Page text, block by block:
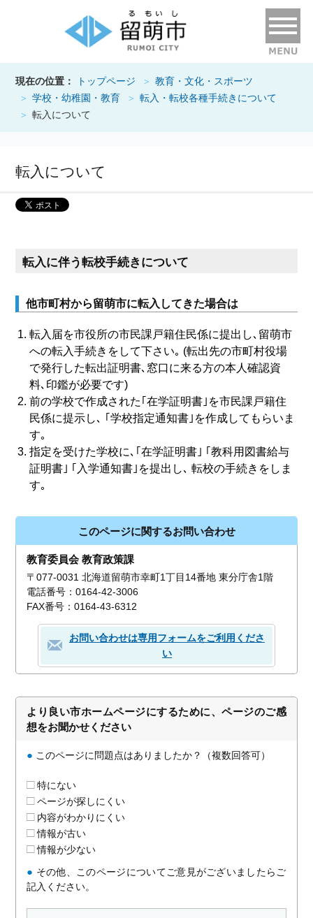
現在の位置： トップページ
教育・文化・スポーツ
学校・幼稚園・教育
転入・転校各種手続きについて
転入について
転入について
転入に伴う転校手続きについて
他市町村から留萌市に転入してきた場合は
転入届を市役所の市民課戸籍住民係に提出し､留萌市
への転入手続きをして下さい｡ (転出先の市町村役場
で発行した転出証明書､窓口に来る方の本人確認資
料､印鑑が必要です)
前の学校で作成された｢在学証明書｣を市民課戸籍住
民係に提示し､ ｢学校指定通知書｣を作成してもらいま
す｡
指定を受けた学校に､｢在学証明書｣ ｢教科用図書給与
証明書｣ ｢入学通知書｣を提出し､ 転校の手続きをしま
す｡
このページに関するお問い合わせ
教育委員会 教育政策課
〒077-0031 北海道留萌市幸町1丁目14番地 東分庁舎1階
電話番号：0164-42-3006
FAX番号：0164-43-6312
お問い合わせは専用フォームをご利用くださ
い
より良い市ホームページにするために、ページのご感
想をお聞かせください
● このページに問題点はありましたか？（複数回答可）
特にない
ページが探しにくい
内容がわかりにくい
情報が古い
情報が少ない
● その他、このページについてご意見がございましたらご
記入ください。